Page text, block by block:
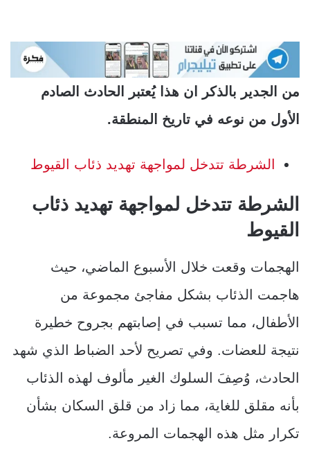
من الجدير بالذكر ان هذا يُعتبر الحادث الصادم
الأول من نوعه في تاريخ المنطقة.
الشرطة تتدخل لمواجهة تهديد ذئاب القيوط
الشرطة تتدخل لمواجهة تهديد ذئاب
القيوط
الهجمات وقعت خلال الأسبوع الماضي، حيث
هاجمت الذئاب بشكل مفاجئ مجموعة من
الأطفال، مما تسبب في إصابتهم بجروح خطيرة
نتيجة للعضات. وفي تصريح لأحد الضباط الذي شهد
الحادث، وُصِفَ السلوك الغير مألوف لهذه الذئاب
بأنه مقلق للغاية، مما زاد من قلق السكان بشأن
تكرار مثل هذه الهجمات المروعة.